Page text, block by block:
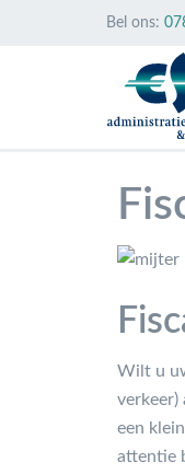
Bel ons:
Wilt u
verkeer)
een
attentie